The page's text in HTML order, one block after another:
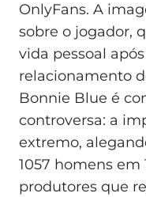
OnlyFans. A
sobre o jogador,
vida pessoal
relacionamento
Bonnie Blue é
controversa: a
extremo,
1057 homens em
produtores que